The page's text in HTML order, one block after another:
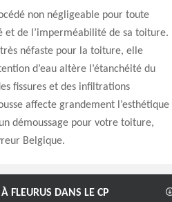
non négligeable pour toute
et de l’imperméabilité de sa toiture.
néfaste pour la toiture, elle
d’eau altère l’étanchéité du
fissures et des infiltrations
affecte grandement l’esthétique
démoussage pour votre toiture,
Belgique.
FLEURUS DANS LE CP